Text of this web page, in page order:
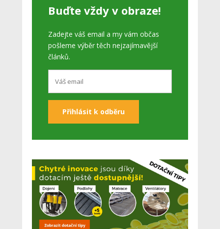
Buďte vždy v obraze!
Zadejte váš email a my vám občas
pošleme výběr těch nejzajímavější
článků.